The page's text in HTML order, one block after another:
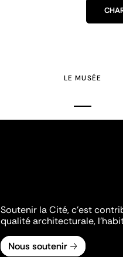
LE MUSÉE
Soutenir la Cité, c'est
qualité architecturale,
Nous soutenir